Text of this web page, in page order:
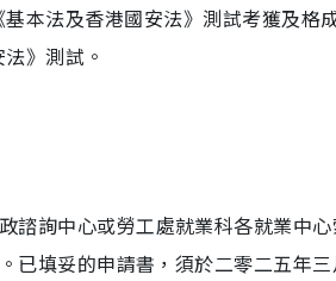
本法及香港國安法》測試考獲及格
》測試。
諮詢中心或勞工處就業科各就業中心
填妥的申請書，須於二零二五年三